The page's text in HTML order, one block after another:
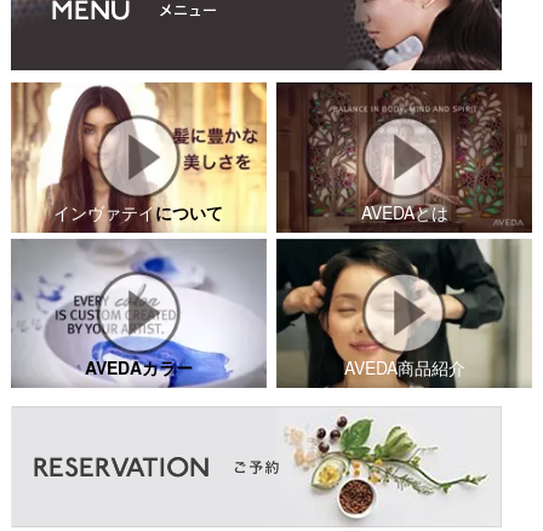
インヴァテイについて AVEDAとは
AVEDAカラー AVEDA商品紹介